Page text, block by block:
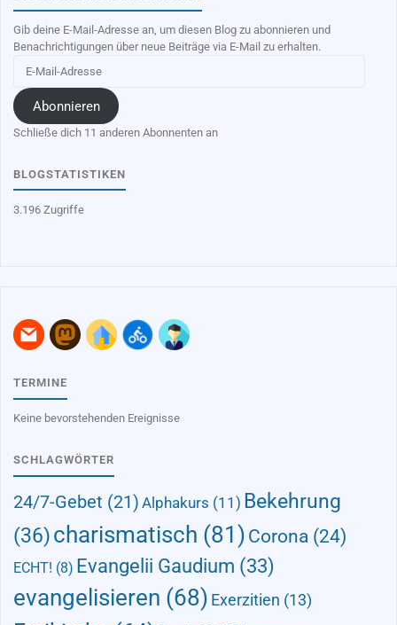
Gib deine E-Mail-Adresse an, um diesen Blog zu abonnieren und
Benachrichtigungen über neue Beiträge via E-Mail zu erhalten.
Mail-
Adresse
Abonnieren
Schließe dich 11 anderen Abonnenten an
BLOGSTATISTIKEN
3.196 Zugriffe
TERMINE
Keine bevorstehenden Ereignisse
SCHLAGWÖRTER
24/7-Gebet (21) Alphakurs (11) Bekehrung
(36)charismatisch (81) Corona (24)
ECHT! (8) Evangelii Gaudium (33)
evangelisieren (68) Exerzitien (13)